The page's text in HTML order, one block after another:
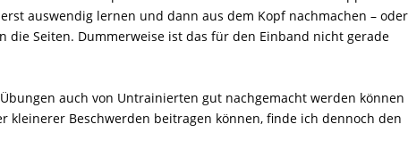
auswendig lernen und dann aus dem Kopf nachmachen – oder
die Seiten. Dummerweise ist das für den Einband nicht gerade
auch von Untrainierten gut nachgemacht werden können
Beschwerden beitragen können, finde ich dennoch den